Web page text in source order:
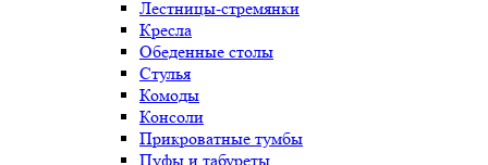
Лестницы-стремянки
Кресла
Обеденные столы
Стулья
Комоды
Консоли
Прикроватные тумбы
Пуфы и табуреты